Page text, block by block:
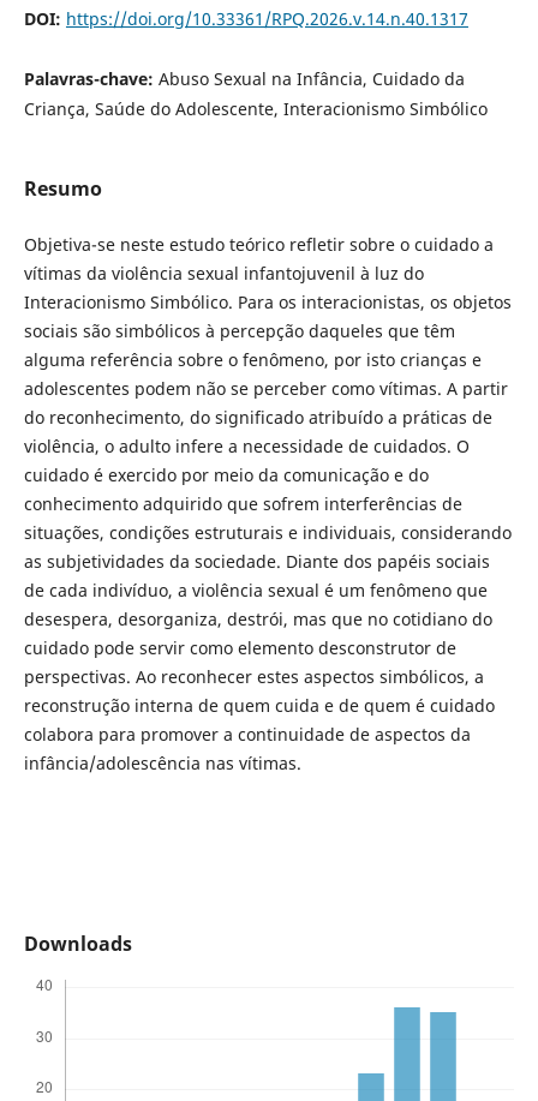
DOI: https://doi.org/10.33361/RPQ.2026.v.14.n.40.1317
Palavras-chave: Abuso Sexual na Infância, Cuidado da
Criança, Saúde do Adolescente, Interacionismo Simbólico
Resumo
Objetiva-se neste estudo teórico refletir sobre o cuidado a
vítimas da violência sexual infantojuvenil à luz do
Interacionismo Simbólico. Para os interacionistas, os objetos
sociais são simbólicos à percepção daqueles que têm
alguma referência sobre o fenômeno, por isto crianças e
adolescentes podem não se perceber como vítimas. A partir
do reconhecimento, do significado atribuído a práticas de
violência, o adulto infere a necessidade de cuidados. O
cuidado é exercido por meio da comunicação e do
conhecimento adquirido que sofrem interferências de
situações, condições estruturais e individuais, considerando
as subjetividades da sociedade. Diante dos papéis sociais
de cada indivíduo, a violência sexual é um fenômeno que
desespera, desorganiza, destrói, mas que no cotidiano do
cuidado pode servir como elemento desconstrutor de
perspectivas. Ao reconhecer estes aspectos simbólicos, a
reconstrução interna de quem cuida e de quem é cuidado
colabora para promover a continuidade de aspectos da
infância/adolescência nas vítimas.
Downloads